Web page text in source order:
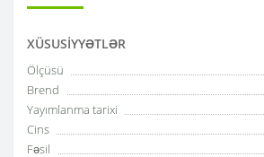
XÜSUSIYYƏTLƏR
Ölçüsü
Brend
Yayımlanma tarixi
Cins
Fəsil